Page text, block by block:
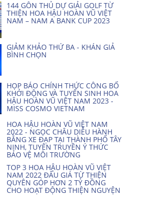
144 GÔN THỦ DỰ GIẢI GOLF TỪ
THIỆN HOA HẬU HOÀN VŨ VIỆT
NAM – NAM A BANK CUP 2023
GIẢM KHẢO THỨ BA - KHÁN GIẢ
BÌNH CHỌN
HỌP BÁO CHÍNH THỨC CÔNG BỐ
KHỞI ĐỘNG VÀ TUYỂN SINH HOA
HẬU HOÀN VŨ VIỆT NAM 2023 -
MISS COSMO VIETNAM
HOA HẬU HOÀN VŨ VIỆT NAM
2022 - NGỌC CHÂU DIỄU HÀNH
BẰNG XE ĐẠP TẠI THÀNH PHỐ TÂY
NINH, TUYÊN TRUYỀN Ý THỨC
BẢO VỆ MÔI TRƯỜNG
TOP 3 HOA HẬU HOÀN VŨ VIỆT
NAM 2022 ĐẤU GIÁ TỪ THIỆN
QUYÊN GÓP HƠN 2 TỶ ĐỒNG
CHO HOẠT ĐỘNG THIỆN NGUYỆN